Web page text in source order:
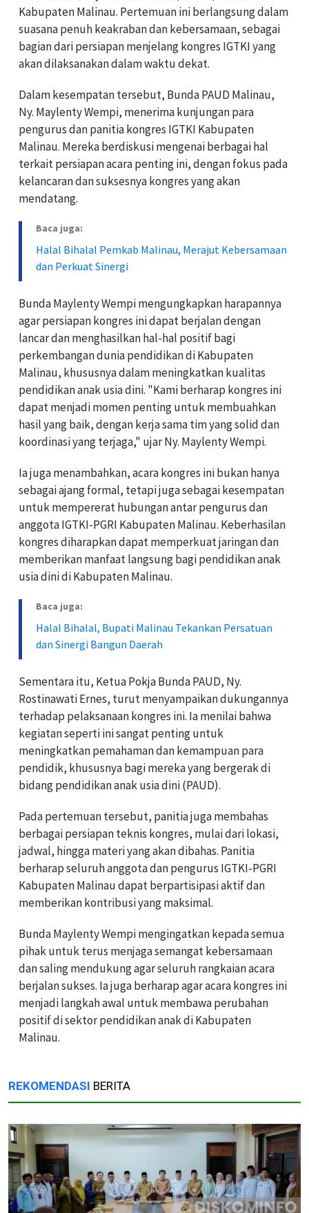
Kabupaten Malinau. Pertemuan ini berlangsung dalam
suasana penuh keakraban dan kebersamaan, sebagai
bagian dari persiapan menjelang kongres IGTKI yang
akan dilaksanakan dalam waktu dekat.
Dalam kesempatan tersebut, Bunda PAUD Malinau,
Ny. Maylenty Wempi, menerima kunjungan para
pengurus dan panitia kongres IGTKI Kabupaten
Malinau. Mereka berdiskusi mengenai berbagai hal
terkait persiapan acara penting ini, dengan fokus pada
kelancaran dan suksesnya kongres yang akan
mendatang.
Baca juga:
Halal Bihalal Pemkab Malinau, Merajut Kebersamaan
dan Perkuat Sinergi
Bunda Maylenty Wempi mengungkapkan harapannya
agar persiapan kongres ini dapat berjalan dengan
lancar dan menghasilkan hal-hal positif bagi
perkembangan dunia pendidikan di Kabupaten
Malinau, khususnya dalam meningkatkan kualitas
pendidikan anak usia dini. "Kami berharap kongres ini
dapat menjadi momen penting untuk membuahkan
hasil yang baik, dengan kerja sama tim yang solid dan
koordinasi yang terjaga," ujar Ny. Maylenty Wempi.
Ia juga menambahkan, acara kongres ini bukan hanya
sebagai ajang formal, tetapi juga sebagai kesempatan
untuk mempererat hubungan antar pengurus dan
anggota IGTKI-PGRI Kabupaten Malinau. Keberhasilan
kongres diharapkan dapat memperkuat jaringan dan
memberikan manfaat langsung bagi pendidikan anak
usia dini di Kabupaten Malinau.
Baca juga:
Halal Bihalal, Bupati Malinau Tekankan Persatuan
dan Sinergi Bangun Daerah
Sementara itu, Ketua Pokja Bunda PAUD, Ny.
Rostinawati Ernes, turut menyampaikan dukungannya
terhadap pelaksanaan kongres ini. Ia menilai bahwa
kegiatan seperti ini sangat penting untuk
meningkatkan pemahaman dan kemampuan para
pendidik, khususnya bagi mereka yang bergerak di
bidang pendidikan anak usia dini (PAUD).
Pada pertemuan tersebut, panitia juga membahas
berbagai persiapan teknis kongres, mulai dari lokasi,
jadwal, hingga materi yang akan dibahas. Panitia
berharap seluruh anggota dan pengurus IGTKI-PGRI
Kabupaten Malinau dapat berpartisipasi aktif dan
memberikan kontribusi yang maksimal.
Bunda Maylenty Wempi mengingatkan kepada semua
pihak untuk terus menjaga semangat kebersamaan
dan saling mendukung agar seluruh rangkaian acara
berjalan sukses. Ia juga berharap agar acara kongres ini
menjadi langkah awal untuk membawa perubahan
positif di sektor pendidikan anak di Kabupaten
Malinau.
REKOMENDASI BERITA